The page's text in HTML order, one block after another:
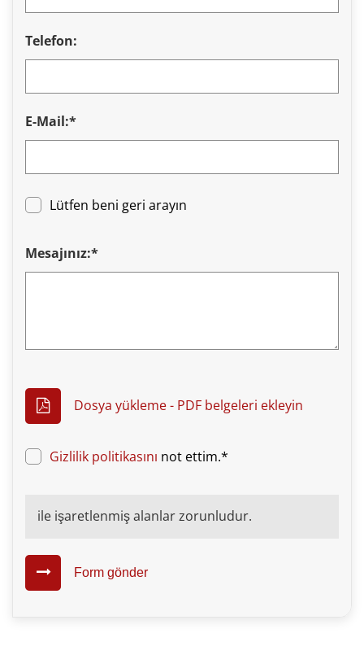
Telefon:
E-Mail:*
Lütfen beni geri arayın
Mesajınız:*
Dosya yükleme - PDF belgeleri ekleyin
Gizlilik politikasını not ettim.*
ile işaretlenmiş alanlar zorunludur.
Form gönder